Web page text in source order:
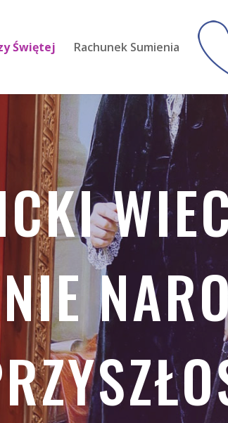
Świętej Rachunek Sumienia